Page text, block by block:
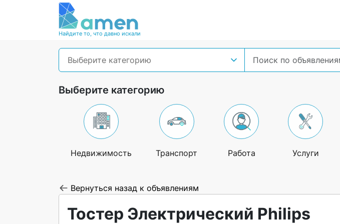
Найдите то, что давно искали
Выберите категорию
Выберите категорию
Недвижимость Транспорт Работа Услуги
Вернуться назад к объявлениям
Тостер Электрический Philips